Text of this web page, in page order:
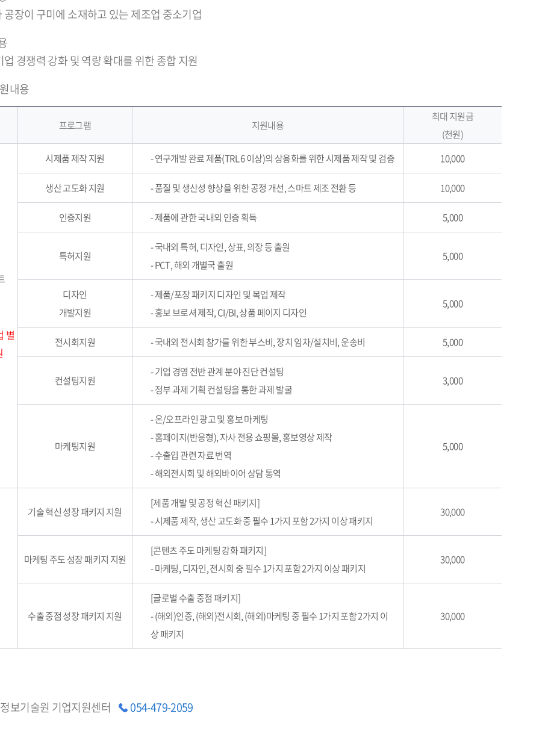
공장이 구미에 소재하고 있는 제조업 중소기업
업 경쟁력 강화 및 역량 확대를 위한 종합 지원
내용
프로그램 지원내용
최대 지원금
(천원)
별
시제품 제작 지원 - 연구개발 완료 제품(TRL 6 이상)의 상용화를 위한 시제품 제작 및 검증 10,000
생산 고도화 지원 - 품질 및 생산성 향상을 위한 공정 개선, 스마트 제조 전환 등 10,000
인증지원 - 제품에 관한 국내외 인증 획득 5,000
특허지원
- 국내외 특허, 디자인, 상표, 의장 등 출원
- PCT, 해외 개별국 출원
5,000
디자인
개발지원
- 제품/포장 패키지 디자인 및 목업 제작
- 홍보 브로셔 제작, CI/BI, 상품 페이지 디자인
5,000
전시회지원 - 국내외 전시회 참가를 위한 부스비, 장치 임차/설치비, 운송비 5,000
컨설팅지원
- 기업 경영 전반 관계 분야 진단 컨설팅
- 정부 과제 기획 컨설팅을 통한 과제 발굴
3,000
마케팅지원
- 온/오프라인 광고 및 홍보 마케팅
- 홈페이지(반응형), 자사 전용 쇼핑몰, 홍보영상 제작
- 수출입 관련 자료 번역
- 해외전시회 및 해외바이어 상담 통역
5,000
기술 혁신 성장 패키지 지원
[제품 개발 및 공정 혁신 패키지]
- 시제품 제작, 생산 고도화 중 필수 1가지 포함 2가지 이상 패키지
30,000
마케팅 주도 성장 패키지 지원
[콘텐츠 주도 마케팅 강화 패키지]
- 마케팅, 디자인, 전시회 중 필수 1가지 포함 2가지 이상 패키지
30,000
수출 중점 성장 패키지 지원
[글로벌 수출 중점 패키지]
- (해외)인증, (해외)전시회, (해외)마케팅 중 필수 1가지 포함 2가지 이
상 패키지
30,000
보기술원 기업지원센터 054-479-2059